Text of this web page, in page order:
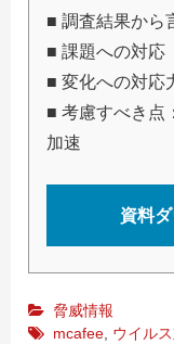
■ 調査結果から
■ 課題への対応
■ 変化への対応
■ 考慮すべき点
加速
資料
脅威情報
mcafee ウイル